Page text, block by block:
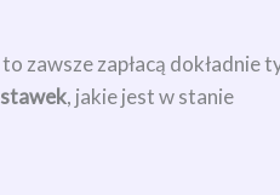
zawsze zapłacą dokładnie
, jakie jest w stanie